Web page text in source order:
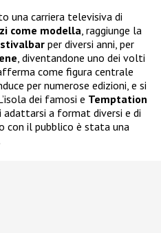
una carriera televisiva di
come modella, raggiunge la
per diversi anni, per
, diventandone uno dei volti
come figura centrale
per numerose edizioni, e si
dei famosi e Temptation
adattarsi a format diversi e di
con il pubblico è stata una